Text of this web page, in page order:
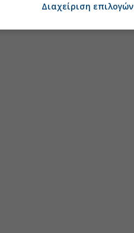
Διαχείριση επιλογών